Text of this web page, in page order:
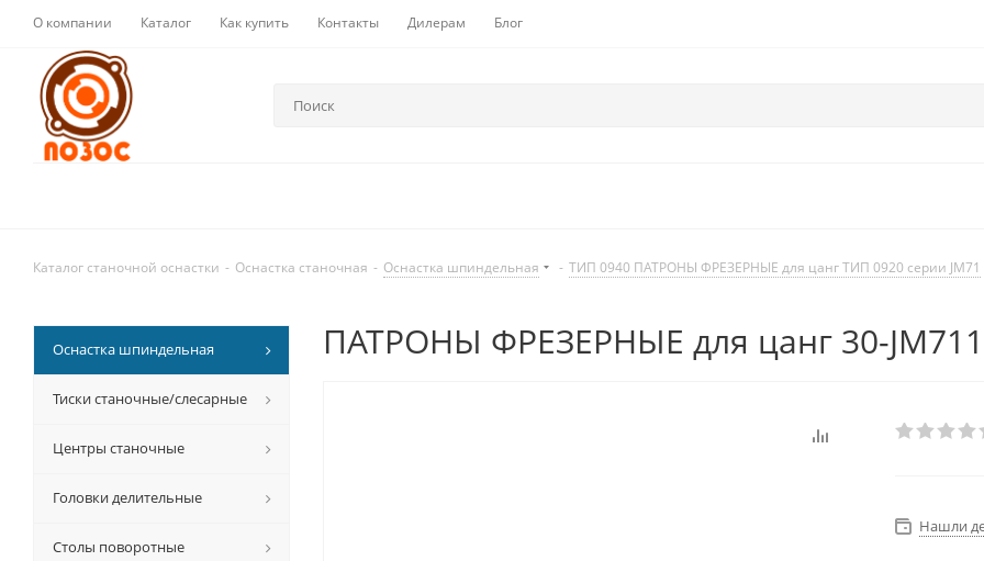
О компании Каталог Как купить Контакты Дилерам Блог
Каталог станочной оснастки - Оснастка станочная - Оснастка шпиндельная - ТИП 0940 ПАТРОНЫ ФРЕЗЕРНЫЕ для цанг ТИП 0920 серии JM71
ПАТРОНЫ ФРЕЗЕРНЫЕ для цанг 30-
Нашли
Оснастка шпиндельная
Тиски станочные/слесарные
Центры станочные
Головки делительные
Столы поворотные